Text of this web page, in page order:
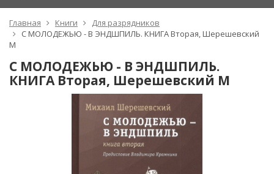
Главная Книги
Для разрядников
С МОЛОДЕЖЬЮ - В ЭНДШПИЛЬ. КНИГА Вторая, Шерешевский
М
С МОЛОДЕЖЬЮ - В ЭНДШПИЛЬ.
КНИГА Вторая, Шерешевский М